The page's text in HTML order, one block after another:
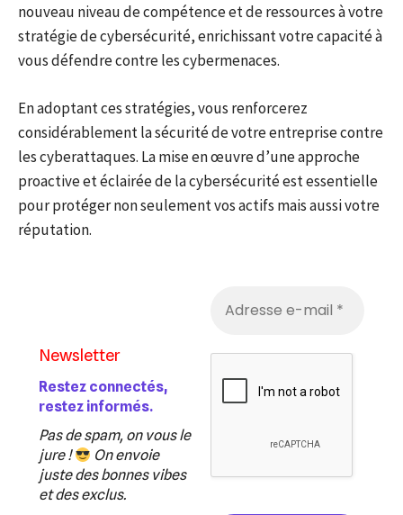
nouveau niveau de compétence et de ressources à votre
stratégie de cybersécurité, enrichissant votre capacité à
vous défendre contre les cybermenaces.
En adoptant ces stratégies, vous renforcerez
considérablement la sécurité de votre entreprise contre
les cyberattaques. La mise en œuvre d’une approche
proactive et éclairée de la cybersécurité est essentielle
pour protéger non seulement vos actifs mais aussi votre
réputation.
Newsletter
Restez connectés,
restez informés.
Pas de spam, on vous le
jure !
On envoie
juste des bonnes vibes
et des exclus.